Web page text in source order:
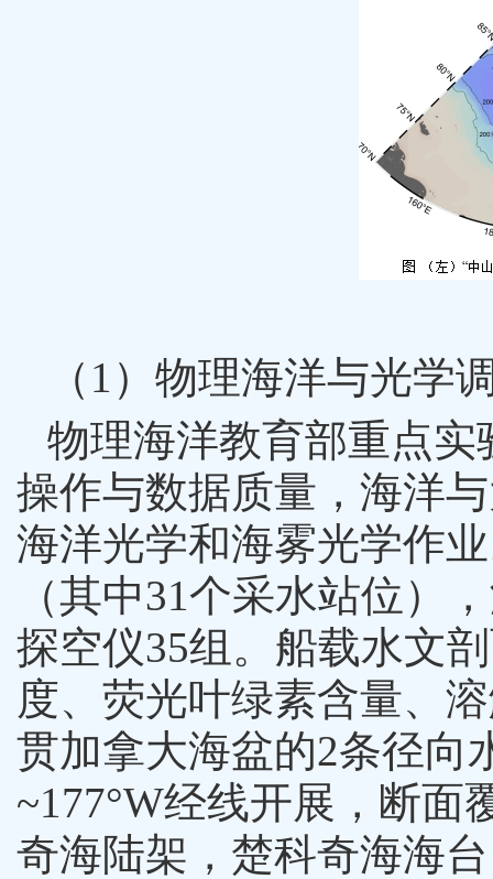
（ 1 ）物理海洋与光学
物理海洋教育部重点
操作与数据质量，海洋
海洋光学和海雾光学作
（其中31个采水站位）
探空仪35组 。 船载水文
度、荧光叶绿素含量、
贯加拿大海盆的2条径向
~177°W经线开展，断面
奇海陆架，楚科奇海海